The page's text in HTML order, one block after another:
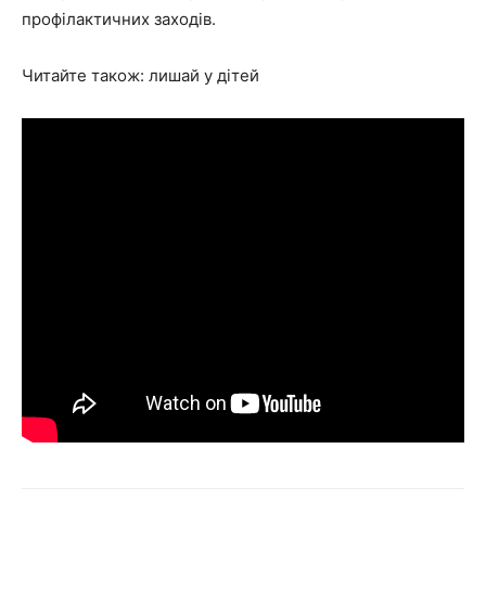
профілактичних заходів.
Читайте також: лишай у дітей